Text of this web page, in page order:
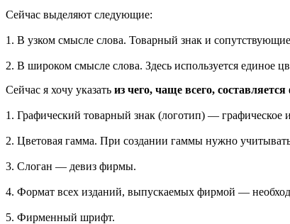
Сейчас выделяют следующие:
1. В узком смысле слова. Товарный знак и
2. В широком смысле слова. Здесь используется единое
Сейчас я хочу указать из чего, чаще всего,
1. Графический товарный знак (логотип) — графическое
2. Цветовая гамма. При создании гаммы нужно
3. Слоган — девиз фирмы.
4. Формат всех изданий, выпускаемых фирмой —
5. Фирменный шрифт.